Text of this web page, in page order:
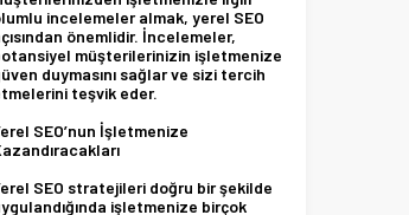
incelemeler almak, yerel SEO
önemlidir. İncelemeler,
müşterilerinizin işletmenize
duymasını sağlar ve sizi tercih
teşvik eder.
SEO’nun İşletmenize
SEO stratejileri doğru bir şekilde
işletmenize birçok